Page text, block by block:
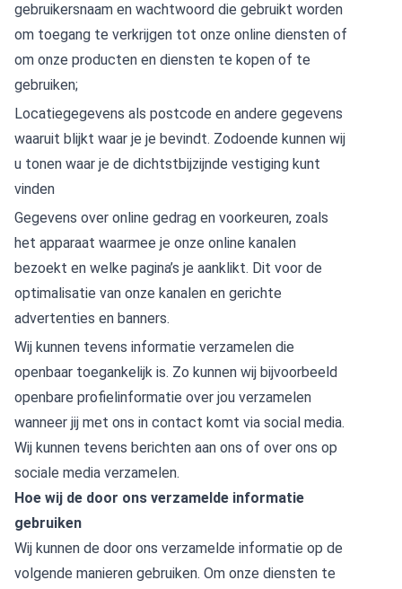
gebruikersnaam en wachtwoord die gebruikt worden
om toegang te verkrijgen tot onze online diensten of
om onze producten en diensten te kopen of te
gebruiken;
Locatiegegevens als postcode en andere gegevens
waaruit blijkt waar je je bevindt. Zodoende kunnen wij
u tonen waar je de dichtstbijzijnde vestiging kunt
vinden
Gegevens over online gedrag en voorkeuren, zoals
het apparaat waarmee je onze online kanalen
bezoekt en welke pagina’s je aanklikt. Dit voor de
optimalisatie van onze kanalen en gerichte
advertenties en banners.
Wij kunnen tevens informatie verzamelen die
openbaar toegankelijk is. Zo kunnen wij bijvoorbeeld
openbare profielinformatie over jou verzamelen
wanneer jij met ons in contact komt via social media.
Wij kunnen tevens berichten aan ons of over ons op
sociale media verzamelen.
Hoe wij de door ons verzamelde informatie
gebruiken
Wij kunnen de door ons verzamelde informatie op de
volgende manieren gebruiken. Om onze diensten te